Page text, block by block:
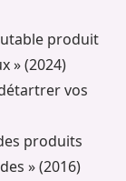
produit
» (2024)
vos
produits
» (2016)